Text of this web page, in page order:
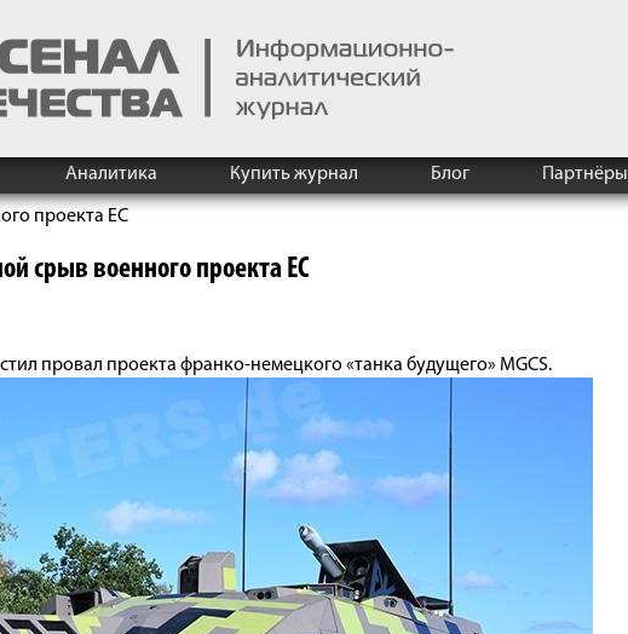
Аналитика Купить журнал Блог Партнёры
проекта ЕС
срыв военного проекта ЕС
провал проекта франко-немецкого «танка будущего» MGCS.